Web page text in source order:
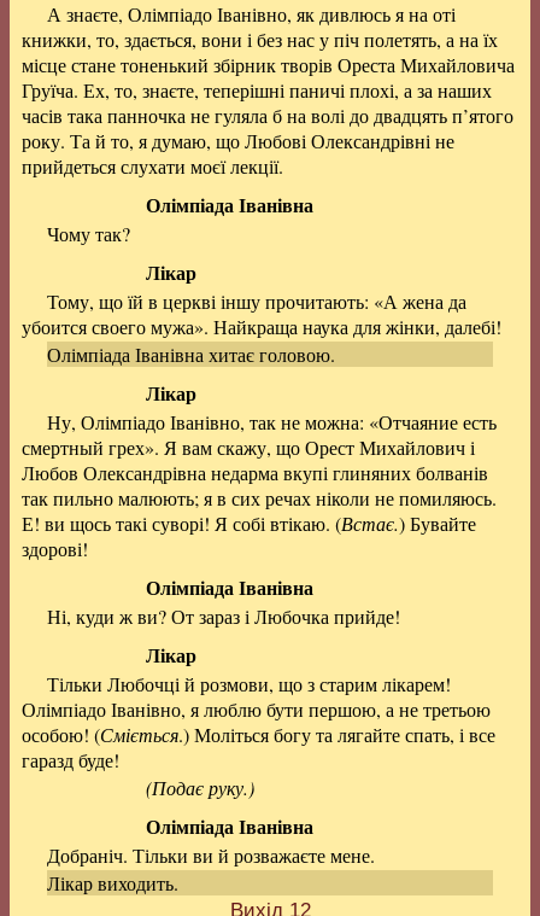
А знаєте, Олімпіадо Іванівно, як дивлюсь я на оті
книжки, то, здається, вони і без нас у піч полетять, а на їх
місце стане тоненький збірник творів Ореста Михайловича
Груїча. Ех, то, знаєте, теперішні паничі плохі, а за наших
часів така панночка не гуляла б на волі до двадцять п’ятого
року. Та й то, я думаю, що Любові Олександрівні не
прийдеться слухати моєї лекції.
Олімпіада Іванівна
Чому так?
Лікар
Тому, що їй в церкві іншу прочитають: «А жена да
убоится своего мужа». Найкраща наука для жінки, далебі!
Олімпіада Іванівна хитає головою.
Лікар
Ну, Олімпіадо Іванівно, так не можна: «Отчаяние есть
смертный грех». Я вам скажу, що Орест Михайлович і
Любов Олександрівна недарма вкупі глиняних болванів
так пильно малюють; я в сих речах ніколи не помиляюсь.
Е! ви щось такі суворі! Я собі втікаю. (Встає.) Бувайте
здорові!
Олімпіада Іванівна
Ні, куди ж ви? От зараз і Любочка прийде!
Лікар
Тільки Любочці й розмови, що з старим лікарем!
Олімпіадо Іванівно, я люблю бути першою, а не третьою
особою! (Сміється.) Моліться богу та лягайте спать, і все
гаразд буде!
(Подає руку.)
Олімпіада Іванівна
Добраніч. Тільки ви й розважаєте мене.
Лікар виходить.
Вихід 12